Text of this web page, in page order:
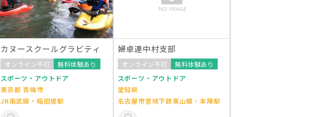
カヌースクールグラビティ
オンライン不可
無料体験あり
スポーツ・アウトドア
東京都 青梅市
JR南武線・稲田堤駅
婦卓連中村支部
オンライン不可
無料体験あり
スポーツ・アウトドア
愛知県
名古屋市営地下鉄東山線・本陣駅